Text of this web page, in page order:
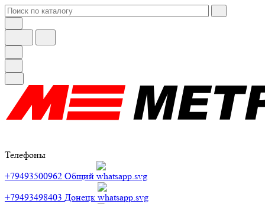
Телефоны
+79493500962 Общий
+79493498403 Донецк